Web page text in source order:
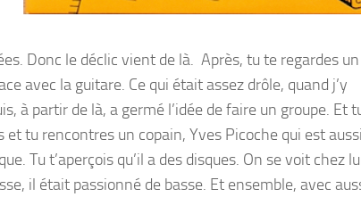
Donc le déclic vient de là. Après, tu te regardes un
avec la guitare. Ce qui était assez drôle, quand j’y
à partir de là, a germé l’idée de faire un groupe. Et
et tu rencontres un copain, Yves Picoche qui est aussi
Tu t’aperçois qu’il a des disques. On se voit chez
il était passionné de basse. Et ensemble, avec